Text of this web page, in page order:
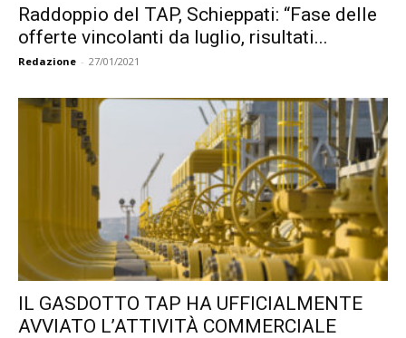
Raddoppio del TAP, Schieppati: “Fase delle
offerte vincolanti da luglio, risultati...
Redazione - 27/01/2021
IL GASDOTTO TAP HA UFFICIALMENTE
AVVIATO L’ATTIVITÀ COMMERCIALE